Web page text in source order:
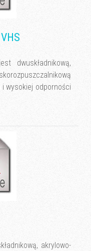
dwuskładnikową,
wysokiej odporności
akrylowo-